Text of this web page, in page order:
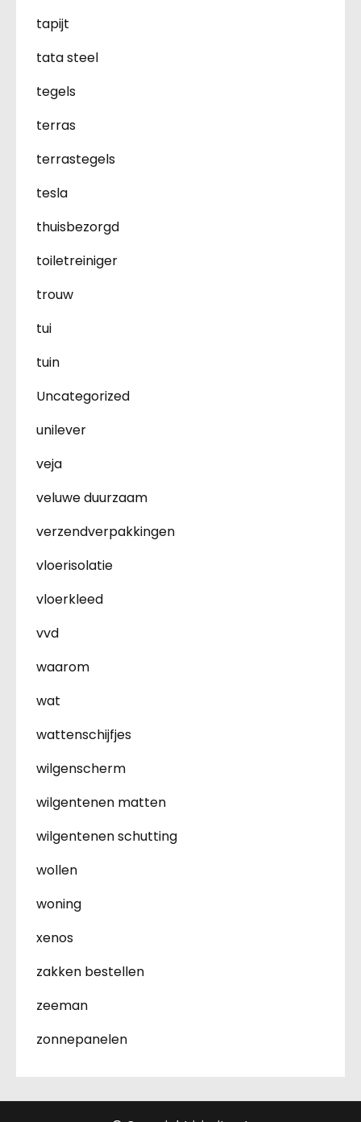
tapijt
tata steel
tegels
terras
terrastegels
tesla
thuisbezorgd
toiletreiniger
trouw
tui
tuin
Uncategorized
unilever
veja
veluwe duurzaam
verzendverpakkingen
vloerisolatie
vloerkleed
vvd
waarom
wat
wattenschijfjes
wilgenscherm
wilgentenen matten
wilgentenen schutting
wollen
woning
xenos
zakken bestellen
zeeman
zonnepanelen